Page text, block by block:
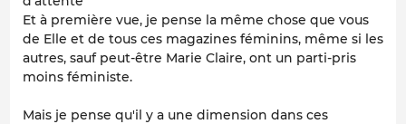
Et à première vue, je pense la même chose que vous
de Elle et de tous ces magazines féminins, même si les
autres, sauf peut-être Marie Claire, ont un parti-pris
moins féministe.
Mais je pense qu'il y a une dimension dans ces